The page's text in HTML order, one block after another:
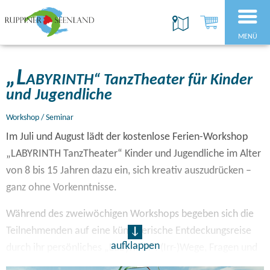
MENÜ
„LABYRINTH“ TanzTheater für Kinder
und Jugendliche
Workshop / Seminar
Im Juli und August lädt der kostenlose Ferien-Workshop
„LABYRINTH TanzTheater“ Kinder und Jugendliche im Alter
von 8 bis 15 Jahren dazu ein, sich kreativ auszudrücken –
ganz ohne Vorkenntnisse.
Während des zweiwöchigen Workshops begeben sich die
Teilnehmenden auf eine künst-lerische Entdeckungsreise
durch ihr persönliches „Labyrinth“: (Irr-)Wege, Fragen und
Entscheidungen, die sie im Alltag bewegen, werden mittels
aufklappen